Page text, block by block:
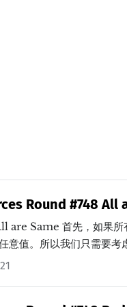
Round #748 All
of Same ​题解
are Same 首先，如果所
意值。所以我们只需要考
为通过减去若干次k后可以